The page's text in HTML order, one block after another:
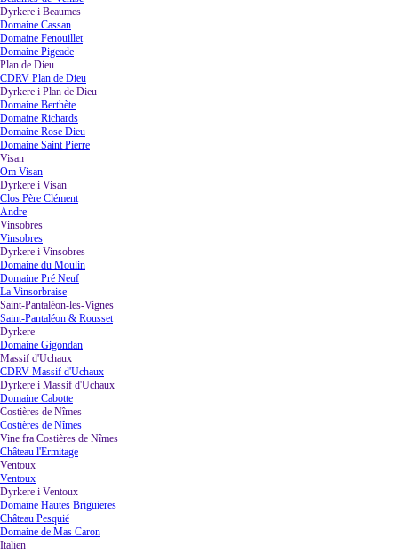
Dyrkere i Beaumes
Domaine Cassan
Domaine Fenouillet
Domaine Pigeade
Plan de Dieu
CDRV Plan de Dieu
Dyrkere i Plan de Dieu
Domaine Berthète
Domaine Richards
Domaine Rose Dieu
Domaine Saint Pierre
Visan
Om Visan
Dyrkere i Visan
Clos Père Clément
Andre
Vinsobres
Vinsobres
Dyrkere i Vinsobres
Domaine du Moulin
Domaine Pré Neuf
La Vinsorbraise
Saint-Pantaléon-les-Vignes
Saint-Pantaléon & Rousset
Dyrkere
Domaine Gigondan
Massif d'Uchaux
CDRV Massif d'Uchaux
Dyrkere i Massif d'Uchaux
Domaine Cabotte
Costières de Nîmes
Costières de Nîmes
Vine fra Costières de Nîmes
Château l'Ermitage
Ventoux
Ventoux
Dyrkere i Ventoux
Domaine Hautes Briguieres
Château Pesquié
Domaine de Mas Caron
Italien